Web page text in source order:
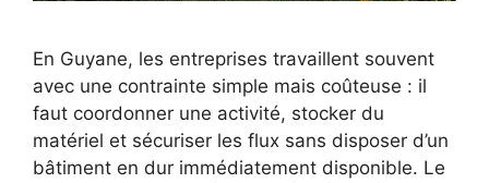
En Guyane, les entreprises travaillent souvent
avec une contrainte simple mais coûteuse : il
faut coordonner une activité, stocker du
matériel et sécuriser les flux sans disposer d’un
bâtiment en dur immédiatement disponible. Le